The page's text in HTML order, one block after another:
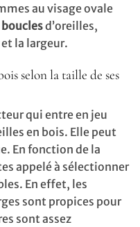
au visage ovale
d’oreilles,
la largeur.
selon la taille de ses
qui entre en jeu
en bois. Elle peut
En fonction de la
appelé à sélectionner
En effet, les
sont propices pour
sont assez